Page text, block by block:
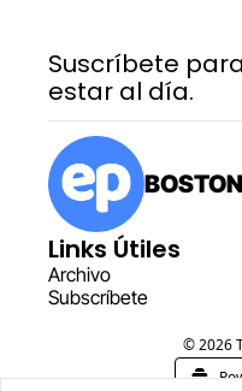
Suscríbete para
estar al día.
Links Útiles
Archivo
Subscríbete
© 2026